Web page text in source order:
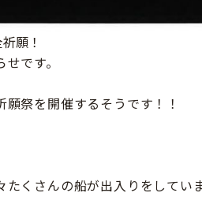
願！
です。
祭を開催するそうです！！
くさんの船が出入りをしてい